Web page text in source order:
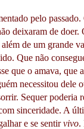
pelo
deixaram de doer.
de um grande
Que não
que o amava, que
necessitou dele
Sequer poderia
sinceridade. A
e se sentirvivo.